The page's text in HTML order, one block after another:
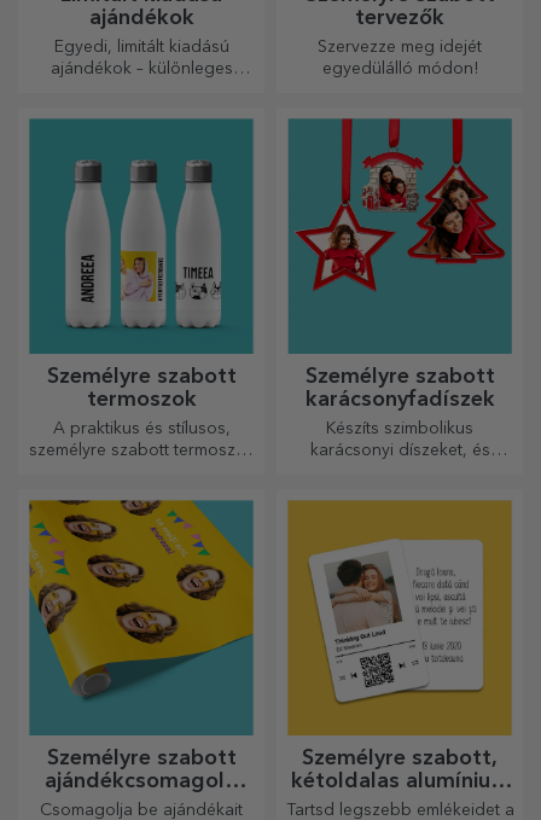
ajándékok
Egyedi, limitált kiadású
ajándékok – különleges
tervezők
Szervezze meg idejét
egyedülálló módon!
Személyre szabott
termoszok
A praktikus és stílusos,
személyre szabott termoszok
és melegen télen.
Személyre szabott
karácsonyfadíszek
Készíts szimbolikus
karácsonyi díszeket, és
Személyre szabott
ajándékcsomagoló
papír
Csomagolja be ajándékait
Személyre szabott,
kétoldalas alumínium
kártyák
Tartsd legszebb emlékeidet a